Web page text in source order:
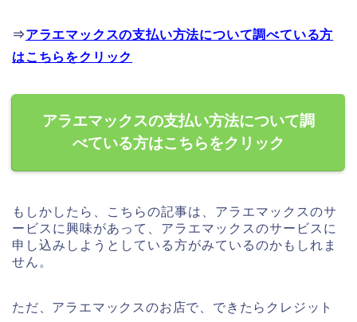
⇒アラエマックスの支払い方法について調べている方
はこちらをクリック
アラエマックスの支払い方法について調
べている方はこちらをクリック
もしかしたら、こちらの記事は、アラエマックスのサ
ービスに興味があって、アラエマックスのサービスに
申し込みしようとしている方がみているのかもしれま
せん。
ただ、アラエマックスのお店で、できたらクレジット